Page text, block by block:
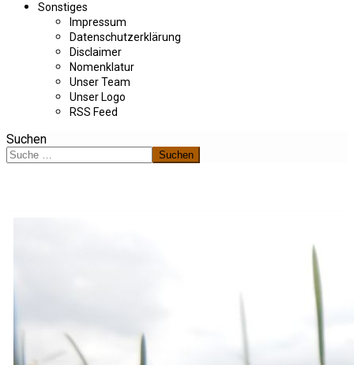
Sonstiges
Impressum
Datenschutzerklärung
Disclaimer
Nomenklatur
Unser Team
Unser Logo
RSS Feed
Suchen
Suchen